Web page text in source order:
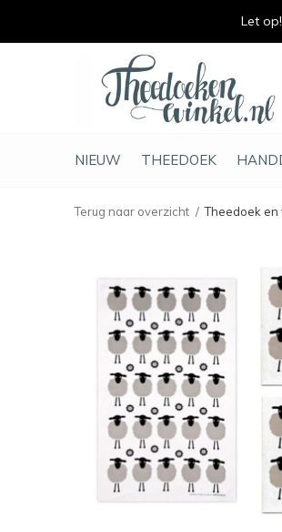
NIEUW THEEDOEK
Terug naar overzicht Theedoek
Let op!